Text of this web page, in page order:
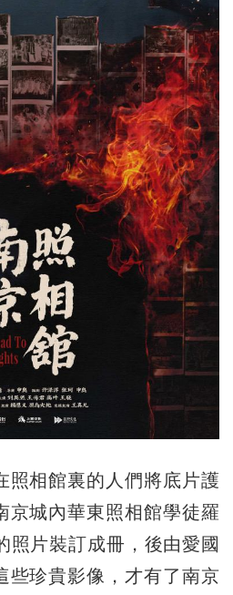
相館裏的人們將底片護
京城內華東照相館學徒羅
照片裝訂成冊，後由愛國
些珍貴影像，才有了南京